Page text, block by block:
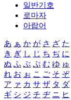
일반기호
로마자
아랍어
あ ぁ か が さ ざ た
き ぎ し じ ち ぢ に
ぬ ふ ぶ ぷ む ゆ ゅ
れ お ぉ こ ご そ ぞ
ア ァ カ サ ザ タ ダ
ギ シ ジ チ ヂ ニ ヒ